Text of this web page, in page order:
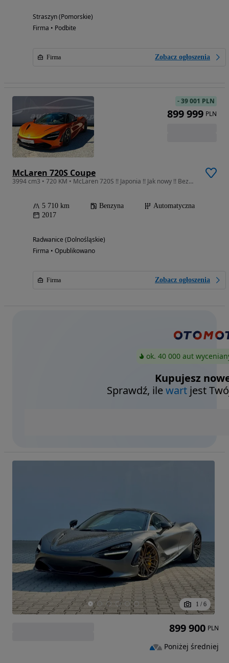
Straszyn (Pomorskie)
Firma • Podbite
Firma Zobacz ogłoszenia
McLaren 720S Coupe
3994 cm3 • 720 KM • McLaren 720S !! Japonia !! Jak nowy !! Bezwypadkowy !! autaniszowe.pl
5 710 km Benzyna
Automatyczna
2017
Radwanice (Dolnośląskie)
Firma • Opublikowano
Firma Zobacz ogłoszenia
-39 001 PLN
899 999 PLN
ok. 40 000 aut
Kupujesz
Sprawdź, ilewart jest
1 / 6
899 900 PLN
Poniżej średniej